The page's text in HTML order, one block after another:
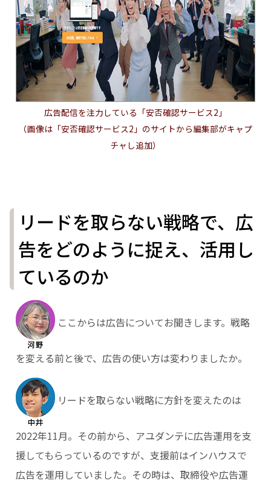
広告配信を注力している「安否確認サービス2」
（画像は「安否確認サービス2」のサイトから編集部がキャプ
チャし追加）
リードを取らない戦略で、広
告をどのように捉え、活用し
ているのか
ここからは広告についてお聞きします。戦略
を変える前と後で、広告の使い方は変わりましたか。
リードを取らない戦略に方針を変えたのは
2022年11月。その前から、アユダンテに広告運用を支
援してもらっているのですが、支援前はインハウスで
広告を運用していました。その時は、取締役や広告運